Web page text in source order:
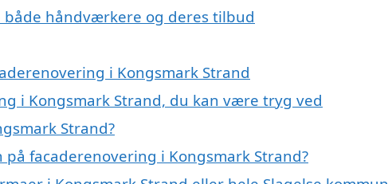
håndværkere og deres tilbud
i Kongsmark Strand
i Kongsmark Strand, du kan være tryg ved
Strand?
facaderenovering i Kongsmark Strand?